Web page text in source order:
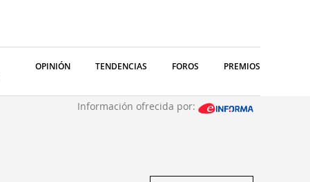
OPINIÓN TENDENCIAS FOROS PREMIOS
Información ofrecida por: